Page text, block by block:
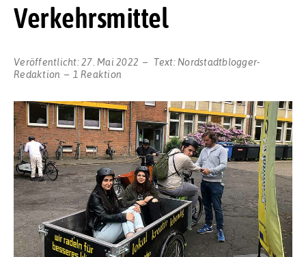
Verkehrsmittel
Veröffentlicht:27. Mai 2022 Text: Nordstadtblogger-
Redaktion
1 Reaktion